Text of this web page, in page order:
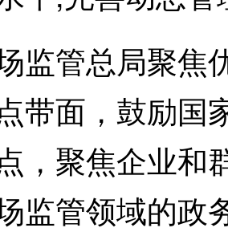
管总局聚焦
带面，鼓励国
，聚焦企业和
监管领域的政